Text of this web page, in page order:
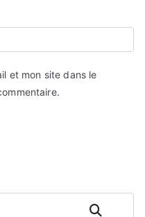
et mon site dans le
Rechercher